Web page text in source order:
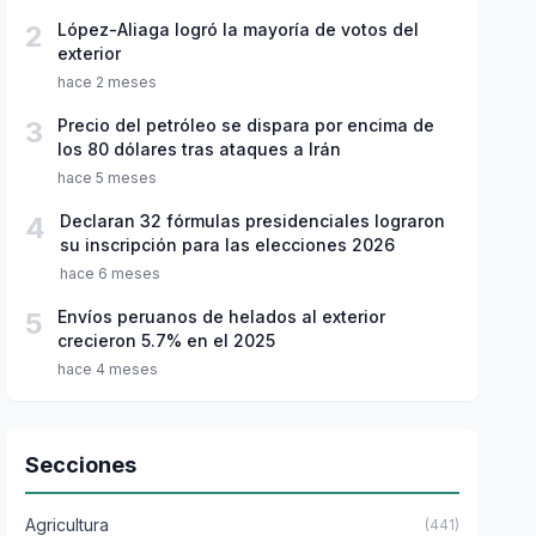
2
López-Aliaga logró la mayoría de votos del
exterior
hace 2 meses
3
Precio del petróleo se dispara por encima de
los 80 dólares tras ataques a Irán
hace 5 meses
4
Declaran 32 fórmulas presidenciales lograron
su inscripción para las elecciones 2026
hace 6 meses
5
Envíos peruanos de helados al exterior
crecieron 5.7% en el 2025
hace 4 meses
Secciones
Agricultura (441)